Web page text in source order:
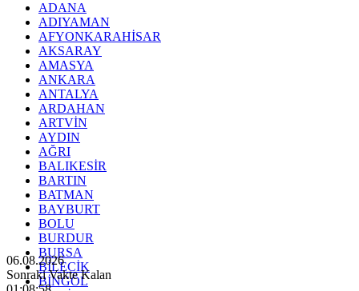
ADANA
ADIYAMAN
AFYONKARAHİSAR
AKSARAY
AMASYA
ANKARA
ANTALYA
ARDAHAN
ARTVİN
AYDIN
AĞRI
BALIKESİR
BARTIN
BATMAN
BAYBURT
BOLU
BURDUR
BURSA
BİLECİK
BİNGÖL
06.08.2026
Sonraki Vakte Kalan